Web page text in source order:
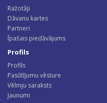
Ražotāji
Dāvanu kartes
Partneri
Īpašais piedāvājums
Profils
Profils
Pasūtījumu vēsture
Vēlmju saraksts
Jaunumi